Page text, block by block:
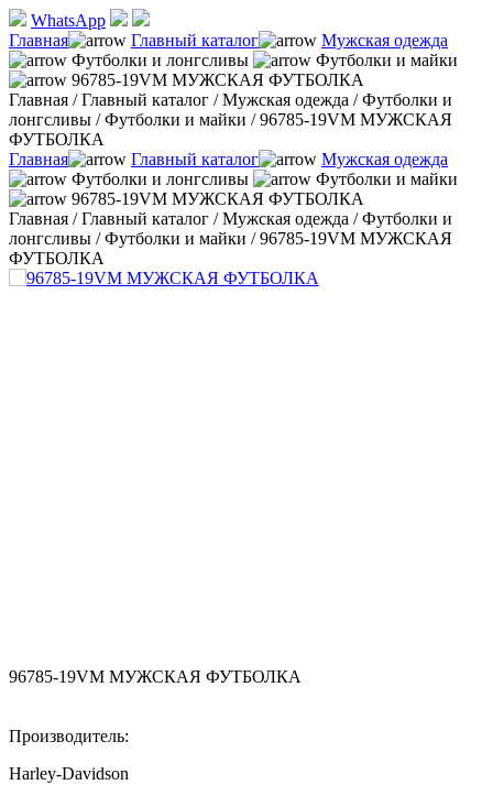
WhatsApp
Главная
Главный каталог
Мужская одежда
Футболки и лонгсливы
Футболки и майки
96785-19VM МУЖСКАЯ ФУТБОЛКА
Главная /Главный каталог /Мужская одежда /Футболки и
лонгсливы /Футболки и майки /96785-19VM МУЖСКАЯ
ФУТБОЛКА
Главная
Главный каталог
Мужская одежда
Футболки и лонгсливы
Футболки и майки
96785-19VM МУЖСКАЯ ФУТБОЛКА
Главная /Главный каталог /Мужская одежда /Футболки и
лонгсливы /Футболки и майки /96785-19VM МУЖСКАЯ
ФУТБОЛКА
96785-19VM МУЖСКАЯ ФУТБОЛКА
Производитель:
Harley-Davidson